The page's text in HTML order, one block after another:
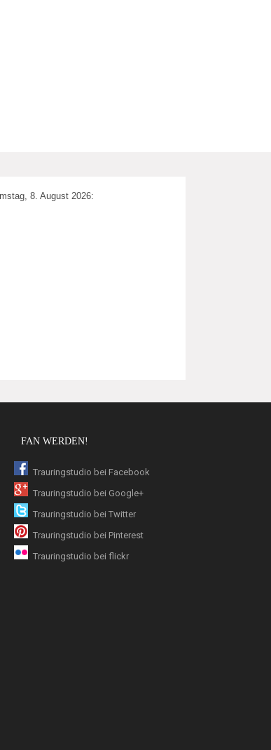
8. August 2026:
FAN WERDEN!
Trauringstudio bei Facebook
Trauringstudio bei Google+
Trauringstudio bei Twitter
Trauringstudio bei Pinterest
Trauringstudio bei flickr